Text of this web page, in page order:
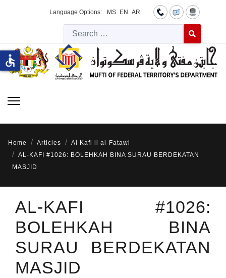
Language Options: MS EN AR
Type 2 or
Home Articles
Al Kafi li al-Fatawi
AL-KAFI #1026: BOLEHKAH BINA SURAU BERDEKATAN
MASJID
AL-KAFI #1026:
BOLEHKAH BINA
SURAU BERDEKATAN
MASJID
accessible